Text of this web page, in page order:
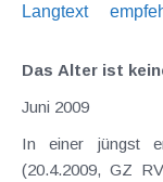
Langtext
Das Alter ist
Juni 2009
In einer jüngst
(20.4.2009, GZ